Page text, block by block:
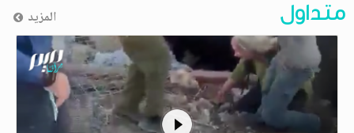
متداول المزيد